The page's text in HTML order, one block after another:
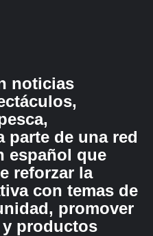
noticias
de una red
español que
reforzar la
con temas de
promover
productos